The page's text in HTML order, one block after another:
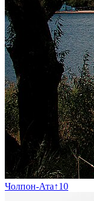
Чолпон-Ата↑10